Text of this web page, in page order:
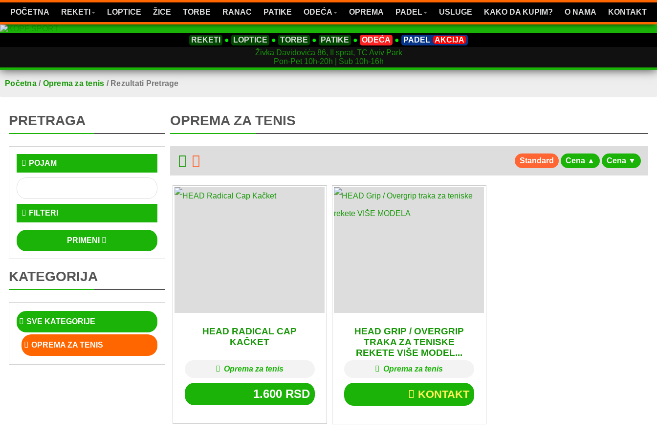
POČETNA REKETI LOPTICE ŽICE TORBE RANAC PATIKE ODEĆA OPREMA PADEL USLUGE KAKO DA KUPIM? O NAMA KONTAKT
REKETI ● LOPTICE ● TORBE ● PATIKE ● ODEĆA ● PADEL AKCIJA
Živka Davidovića 86, II sprat, TC Aviv Park
Pon-Pet 10h-20h | Sub 10h-16h
Početna/ Oprema za tenis / Rezultati Pretrage
PRETRAGA
POJAM
FILTERI
PRIMENI
KATEGORIJA
SVE KATEGORIJE
OPREMA ZA TENIS
OPREMA ZA TENIS
Standard Cena ▲ Cena ▼
HEAD RADICAL CAP
KAČKET
Oprema za tenis
1.600 RSD
HEAD GRIP / OVERGRIP
TRAKA ZA TENISKE
REKETE VIŠE MODEL...
Oprema za tenis
KONTAKT